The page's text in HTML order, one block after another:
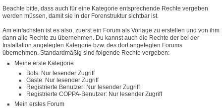
Beachte bitte, dass auch für eine Kategorie entsprechende Rechte vergeben
werden müssen, damit sie in der Forenstruktur sichtbar ist.
Am einfachsten ist es also, zuerst ein Forum als Vorlage zu erstellen und von ihm
dann alle Rechte zu übernehmen. Du kannst auch die Rechte der bei der
Installation angelegten Kategorie bzw. des dort angelegten Forums
übernehmen. Standardmäßig sind folgende Rechte vergeben:
Meine erste Kategorie
Bots: Nur lesender Zugriff
Gäste: Nur lesender Zugriff
Registrierte Benutzer: Nur lesender Zugriff
Registrierte COPPA-Benutzer: Nur lesender Zugriff
Mein erstes Forum